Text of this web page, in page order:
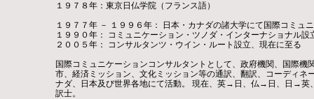
１９７８年：東京日仏学院（フランス語）
１９７７年 － １９９６年： 日本・カナダの諸大学にて国際コミ
１９９０年： コミュニケーション・ツノダ・インターナショナル設
２００５年： コンサルタンツ・ウイン・ルート設立、現在に至る
国際コミュニケーションコンサルタントとして、政府機関、国際
市、経済ミッション、文化ミッション等の通訳、翻訳、コーディ
ナダ、日本及び世界各地にて活動。 現在、英→日、仏→日、日→英
訳士。